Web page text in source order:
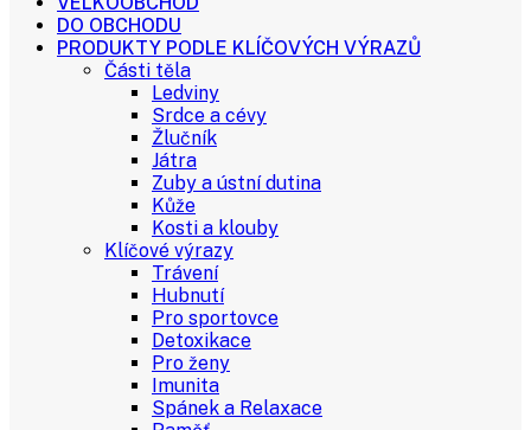
DO OBCHODU
PRODUKTY PODLE KLÍČOVÝCH VÝRAZŮ
Části těla
Ledviny
Srdce a cévy
Žlučník
Játra
Zuby a ústní dutina
Kůže
Kosti a klouby
Klíčové výrazy
Trávení
Hubnutí
Pro sportovce
Detoxikace
Pro ženy
Imunita
Spánek a Relaxace